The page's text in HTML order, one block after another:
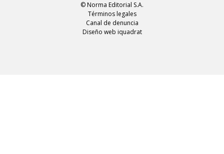
© Norma Editorial S.A.
Términos legales
Canal de denuncia
Diseño web iquadrat